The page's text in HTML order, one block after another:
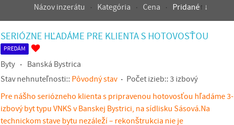
Názov inzerátu Kategória Cena Pridané
SERIÓZNE HĽADÁME PRE KLIENTA S HOTOVOSŤOU
PREDÁM
Byty
Banská Bystrica
Stav nehnuteľnosti:: Pôvodný stav Počet izieb:: 3 izbový
Pre nášho seriózneho klienta s pripravenou hotovosťou hľadáme 3-
izbový byt typu VNKS v Banskej Bystrici, na sídlisku Sásová.Na
technickom stave bytu nezáleží – rekonštrukcia nie je